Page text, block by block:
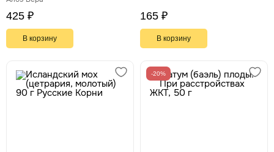
160 г
425 ₽
В корзину
165 ₽
В корзину
-20%